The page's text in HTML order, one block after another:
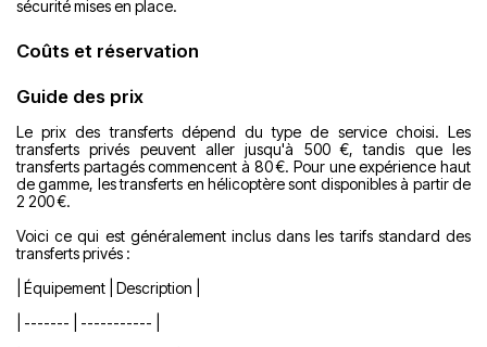
sécurité mises en place.
Coûts et réservation
Guide des prix
Le prix des transferts dépend du type de service choisi. Les
transferts privés peuvent aller jusqu'à 500 €, tandis que les
transferts partagés commencent à 80 €. Pour une expérience haut
de gamme, les transferts en hélicoptère sont disponibles à partir de
2 200 €.
Voici ce qui est généralement inclus dans les tarifs standard des
transferts privés :
| Équipement | Description |
| ------- | ----------- |